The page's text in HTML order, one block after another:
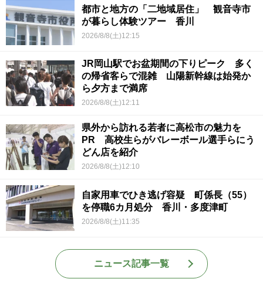
都市と地方の「二地域居住」 観音寺市
が暮らし体験ツアー 香川
2026/8/8(土)12:15
JR岡山駅でお盆期間の下りピーク 多く
の帰省客らで混雑 山陽新幹線は始発か
ら夕方まで満席
2026/8/8(土)12:11
県外から訪れる若者に高松市の魅力を
PR 高校生らがバレーボール選手らにう
どん店を紹介
2026/8/8(土)12:10
自家用車でひき逃げ容疑 町係長（55）
を停職6カ月処分 香川・多度津町
2026/8/8(土)11:35
ニュース記事一覧